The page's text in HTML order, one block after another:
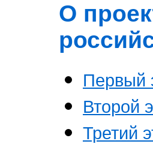
О
Первый
Второй
Третий